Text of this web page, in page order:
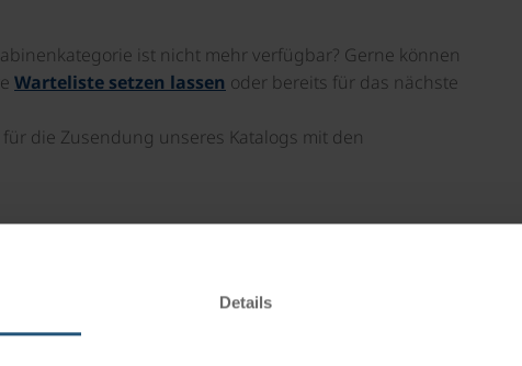
Details
ist nicht mehr verfügbar? Gerne können
Warteliste setzen lassen oder bereits für das nächste
die Zusendung unseres Katalogs mit den